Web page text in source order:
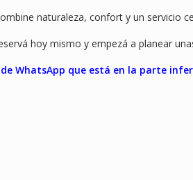
naturaleza, confort y un servicio
hoy mismo y empezá a planear
WhatsApp que está en la parte